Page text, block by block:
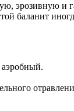
эрозивную и
баланит